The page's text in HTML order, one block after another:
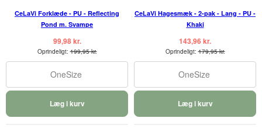
CeLaVi Forklæde - PU - Reflecting
Pond m. Svampe
99,98 kr.
Oprindeligt:199,95 kr.
OneSize
Læg i kurv
CeLaVi Hagesmæk - 2-pak - Lang - PU -
Khaki
143,96 kr.
Oprindeligt:179,95 kr.
OneSize
Læg i kurv